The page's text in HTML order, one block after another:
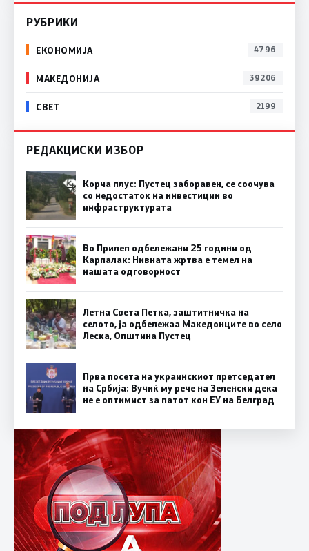
РУБРИКИ
ЕКОНОМИЈА 4796
МАКЕДОНИЈА 39206
СВЕТ 2199
РЕДАКЦИСКИ ИЗБОР
Корча плус: Пустец заборавен, се соочува
со недостаток на инвестиции во
инфраструктурата
Во Прилеп одбележани 25 години од
Карпалак: Нивната жртва е темел на
нашата одговорност
Летна Света Петка, заштитничка на
селото, ја одбележаа Македонците во село
Леска, Општина Пустец
Прва посета на украинскиот претседател
на Србија: Вучиќ му рече на Зеленски дека
не е оптимист за патот кон ЕУ на Белград